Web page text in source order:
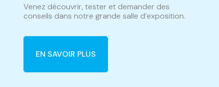
Venez découvrir, tester et demander des
conseils dans notre grande salle d’exposition.
EN SAVOIR PLUS